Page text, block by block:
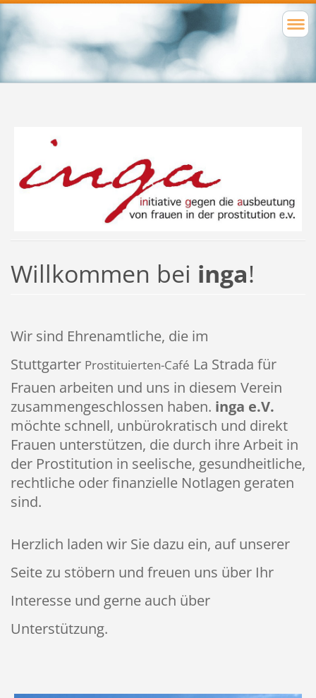
Willkommen bei inga!
Wir sind Ehrenamtliche, die im
Stuttgarter Prostituierten-Café La Strada für
Frauen arbeiten und uns in diesem Verein
zusammengeschlossen haben. inga e.V.
möchte schnell, unbürokratisch und direkt
Frauen unterstützen, die durch ihre Arbeit in
der Prostitution in seelische, gesundheitliche,
rechtliche oder finanzielle Notlagen geraten
sind.
Herzlich laden wir Sie dazu ein, auf unserer
Seite zu stöbern und freuen uns über Ihr
Interesse und gerne auch über
Unterstützung.